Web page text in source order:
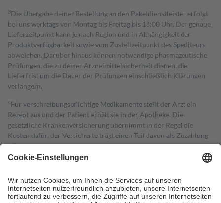
3Die Übergabe deiner Bestellung an den Paketdienstleister erfolgt
bei uns werktags von Montag bis Freitag bis 18:00 Uhr. Der genaue
Lieferzeitpunkt kann je nach Region und in Abhängigkeit der
Produktverfügbarkeit sowie vom Zustellzeitpunkt des Spediteurs
abweichen. Darüber hinaus können notwendige pharmazeutische
Prüfungen, die zu deiner Arzneimittelsicherheit dienen, die
Lieferfrist um die Dauer der Prüfungen einschließlich Klärungen
verlängern.
4Für verschreibungspflichtige Medikamente stellt der Arzt ein
Rezept aus und der Patient erhält sie in der Apotheke. Die
gesetzliche Krankenversicherung übernimmt in der Regel die
Kosten dafür, der Versicherte trägt einen Teil davon als Zuzahlung
mit.
Grundsätzlich leisten Mitglieder Zuzahlungen in Höhe von zehn
höchstens zehn Euro.
Es sind jedoch nie mehr als die tatsächlichen
Kosten der Leistung zu entrichten.
Diese Regeln gelten grundsätzlich auch für Online-Apotheken.